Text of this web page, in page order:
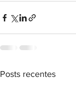
Posts recentes